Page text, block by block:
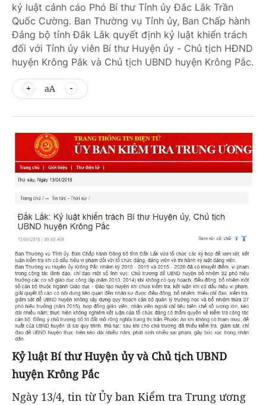
kỷ luật cảnh cáo Phó Bí thư Tỉnh ủy Đắc Lắk Trần
Quốc Cường. Ban Thường vụ Tỉnh ủy, Ban Chấp hành
Đảng bộ tỉnh Đắk Lắk quyết định kỷ luật khiển trách
đối với Tỉnh ủy viên Bí thư Huyện ủy - Chủ tịch HĐND
huyện Krông Pắk và Chủ tịch UBND huyện Krông Pắc.
aA
Kỷ luật Bí thư Huyện ủy và Chủ tịch UBND
huyện Krông Pắc
Ngày 13/4, tin từ Ủy ban Kiểm tra Trung ương